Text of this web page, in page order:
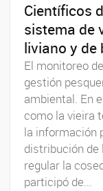
Científicos
sistema de
liviano y de
El monitoreo
gestión
ambiental. En
como la vieira
la información
distribución de
regular la
participó de...